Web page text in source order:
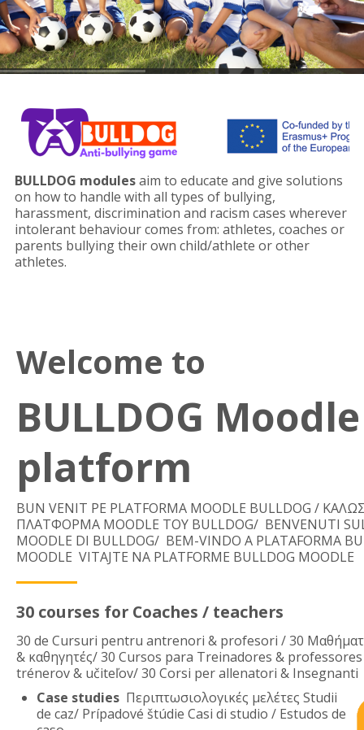
BULLDOG modulesaim to educate and give solutions
on how to handle with all types of bullying,
harassment, discrimination and racism cases wherever
intolerant behaviour comes from: athletes, coaches or
parents bullying their own child/athlete or other
athletes.
Welcome to
BULLDOG Moodle
platform
BUN VENIT PE PLATFORMA MOODLE BULLDOG /
ΠΛΑΤΦΟΡΜΑ MOODLE ΤΟΥ BULLDOG/ BENVENUTI
MOODLE DI BULLDOG/ BEM-VINDO A PLATAFORMA
MOODLE VITAJTE NA PLATFORME BULLDOG MOODLE
30 courses for Coaches / teachers
30 de Cursuri pentru antrenori & profesori / 30
& καθηγητές/ 30 Cursos para Treinadores &
trénerov & učiteľov/ 30 Corsi per allenatori & Insegnanti
Case studies Περιπτωσιολογικές μελέτες Studii
de caz/ Prípadové štúdie Casi di studio / Estudos de